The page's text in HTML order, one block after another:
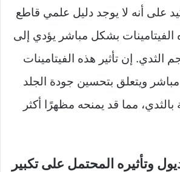
على أنه لا يوجد دليل علمي قاطع
الفيتامينات بشكل مباشر يؤدي إلى
الثدي. إن تأثير هذه الفيتامينات
مباشر ويتعلق بتحسين جودة الجلد
مما قد يمنحه مظهرًا أكثر
وتأثيره المحتمل على تكبير